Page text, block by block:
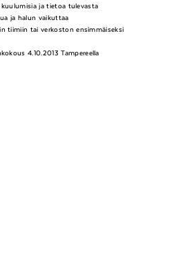
ja tietoa tulevasta
ja halun vaikuttaa
tiimiin tai verkoston ensimmäiseksi
4.10.2013 Tampereella